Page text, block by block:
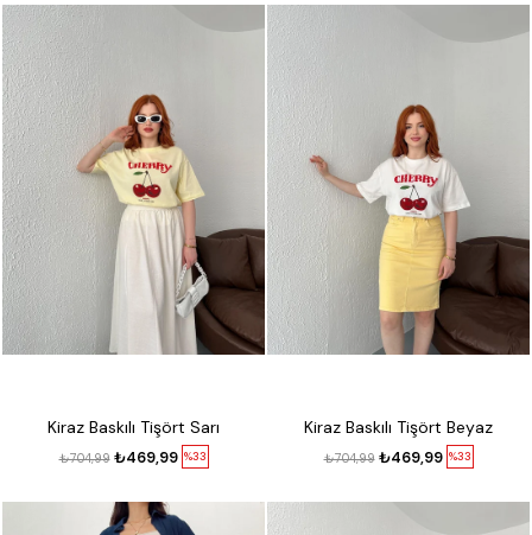
Kiraz Baskılı Tişört Sarı
%33
₺469,99
₺704,99
Kiraz Baskılı Tişört Beyaz
%33
₺469,99
₺704,99